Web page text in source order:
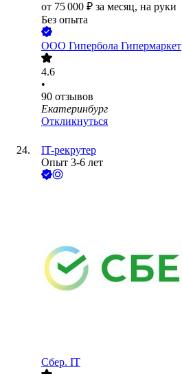
от 75 000 ₽ за месяц, на руки
Без опыта
ООО Гипербола Гипермаркет
4.6
•
90 отзывов
Екатеринбург
Откликнуться
IT-рекрутер
Опыт 3-6 лет
Сбер. IT